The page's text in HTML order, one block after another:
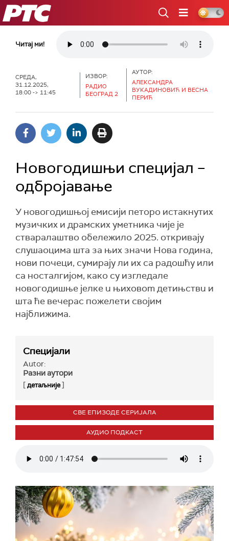
РТС
Читај ми!
СРЕДА,
31.12.2025,
18:00 -> 11:45
ИЗВОР:
РАДИО
БЕОГРАД 2
АУТОР:
АЛЕКСАНДРA
ВУКАДИНОВИЋ И ВЕСНA
ПЕРИЋ
Новогодишњи специjал –
одбројавање
У новогодишњој емисији петоро истакнутих
музичких и драмских уметника чије је
стваралаштво обележило 2025. откривају
слушаоцима шта за њих значи Нова година,
нови почеци, сумирају ли их са радошћу или
са носталгијом, како су изгледале
новогодишње јелке u њиховom детињствu и
шта ће вечерас пожелети својим
најближима.
Специјали
Autor:
Разни аутори
[детаљније]
СВЕ ЕПИЗОДЕ СЕРИЈАЛА
АУДИО ПОДКАСТ